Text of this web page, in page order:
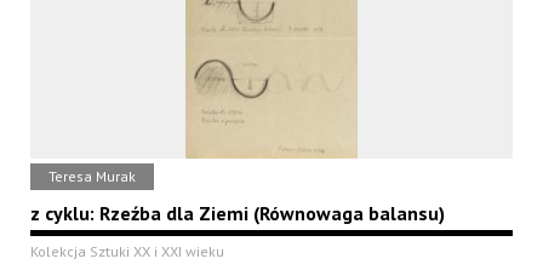
Teresa Murak
z cyklu: Rzeźba dla Ziemi (Równowaga balansu)
Kolekcja Sztuki XX i XXI wieku